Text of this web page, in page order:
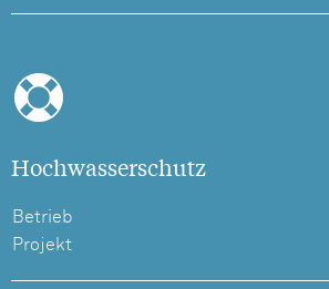
Hochwasserschutz
Betrieb
Projekt